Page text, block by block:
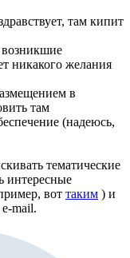
там кипит
возникшие
никакого желания
в
там
(надеюсь,
тематические
интересные
вот таким ) и
mail.